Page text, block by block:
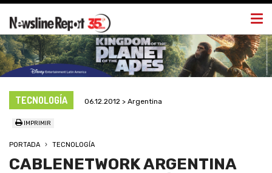
TECNOLOGÍA 06.12.2012 > Argentina
IMPRIMIR
PORTADA TECNOLOGÍA
CABLENETWORK ARGENTINA